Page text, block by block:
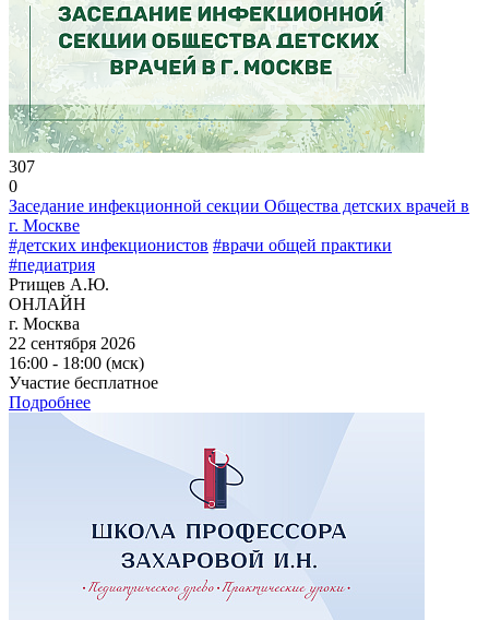
307
0
Заседание инфекционной секции Общества детских врачей в
г. Москве
#детских инфекционистов #врачи общей практики
#педиатрия
Ртищев А.Ю.
ОНЛАЙН
г. Москва
22 сентября 2026
16:00 - 18:00 (мск)
Участие бесплатное
Подробнее